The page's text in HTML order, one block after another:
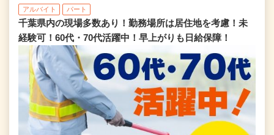
アルバイト パート
千葉県内の現場多数あり！勤務場所は居住地を考慮！未
経験可！60代・70代活躍中！早上がりも日給保障！